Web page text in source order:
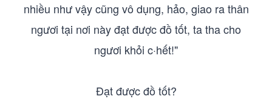
nhiều như vậy cũng vô dụng, hảo, giao ra thân
ngươi tại nơi này đạt được đồ tốt, ta tha cho
ngươi khỏi c·hết!"
Đạt được đồ tốt?